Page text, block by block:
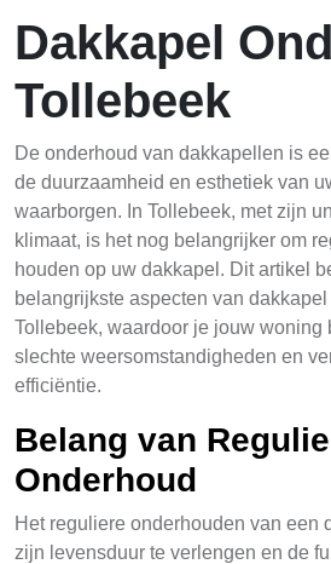
Dakkapel
Tollebeek
De onderhoud van dakkapellen is
de duurzaamheid en esthetiek van
waarborgen. In Tollebeek, met zijn
klimaat, is het nog belangrijker om
houden op uw dakkapel. Dit artikel
belangrijkste aspecten van
Tollebeek, waardoor je jouw woning
slechte weersomstandigheden en
efficiëntie.
Belang van
Onderhoud
Het reguliere onderhouden van een
zijn levensduur te verlengen en de